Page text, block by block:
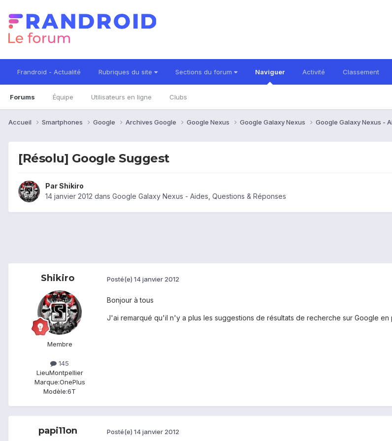
Frandroid - Actualité Rubriques du site Sections du forum Naviguer
Forums Équipe Utilisateurs en ligne Clubs
Activité Classement
Accueil Smartphones Google Archives Google Google Nexus Google Galaxy Nexus Google Galaxy Nexus -
[Résolu] Google Suggest
ParShikiro
14 janvier 2012 dans Google Galaxy Nexus - Aides, Questions & Réponses
Shikiro
Membre
145
LieuMontpellier
Marque:OnePlus
Modèle:6T
Posté(e) 14 janvier 2012
Bonjour à tous
J'ai remarqué qu'il n'y a plus les suggestions de résultats de recherche sur Google
papi11on Posté(e) 14 janvier 2012